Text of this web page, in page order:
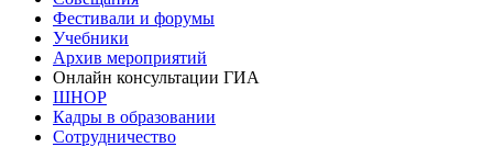
Фестивали и форумы
Учебники
Архив мероприятий
Онлайн консультации ГИА
ШНОР
Кадры в образовании
Сотрудничество